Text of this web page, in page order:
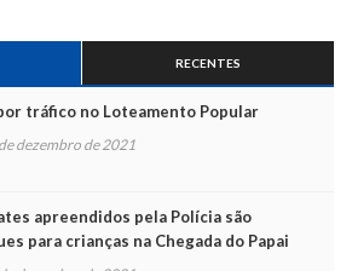
RECENTES
tráfico no Loteamento Popular
dezembro de 2021
apreendidos pela Polícia são
para crianças na Chegada do Papai